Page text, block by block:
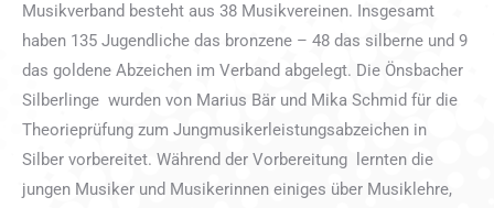
Musikverband besteht aus 38 Musikvereinen. Insgesamt
haben 135 Jugendliche das bronzene – 48 das silberne und 9
das goldene Abzeichen im Verband abgelegt. Die Önsbacher
Silberlinge wurden von Marius Bär und Mika Schmid für die
Theorieprüfung zum Jungmusikerleistungsabzeichen in
Silber vorbereitet. Während der Vorbereitung lernten die
jungen Musiker und Musikerinnen einiges über Musiklehre,